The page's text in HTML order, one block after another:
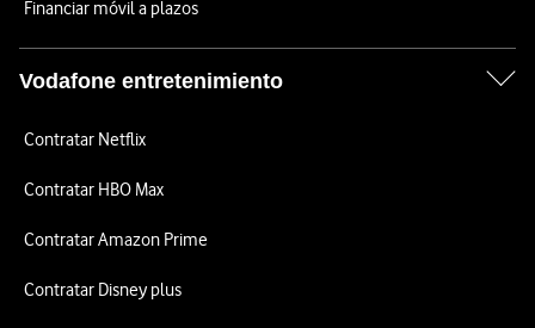
Financiar móvil a plazos
Vodafone entretenimiento
Contratar Netflix
Contratar HBO Max
Contratar Amazon Prime
Contratar Disney plus